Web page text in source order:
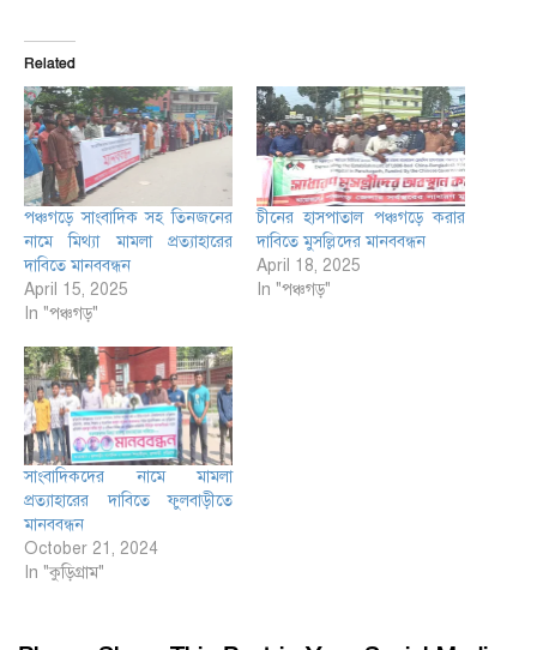
Related
পঞ্চগড়ে সাংবাদিক সহ তিনজনের
নামে মিথ্যা মামলা প্রত্যাহারের
দাবিতে মানববন্ধন
April 15, 2025
In "পঞ্চগড়"
চীনের হাসপাতাল পঞ্চগড়ে করার
দাবিতে মুসল্লিদের মানববন্ধন
April 18, 2025
In "পঞ্চগড়"
সাংবাদিকদের নামে মামলা
প্রত্যাহারের দাবিতে ফুলবাড়ীতে
মানববন্ধন
October 21, 2024
In "কুড়িগ্রাম"